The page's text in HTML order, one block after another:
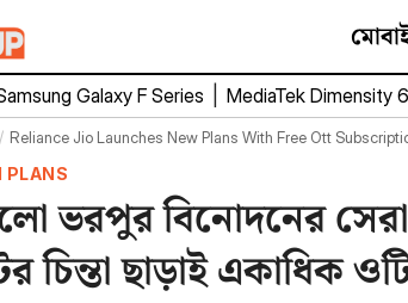
Galaxy F Series MediaTek Dimensity
Reliance Jio Launches New Plans With Free Ott
PLANS
বিনোদনের সেরা
চিন্তা ছাড়াই একাধিক